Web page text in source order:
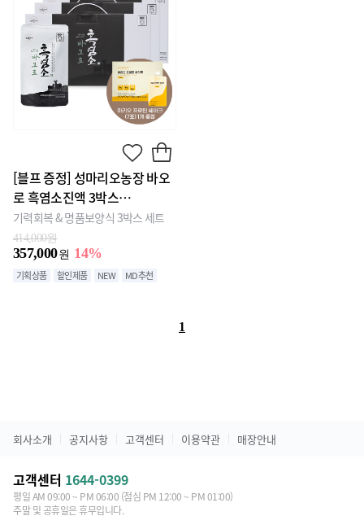
[블프 증정] 성마리오농장 바오
로 흑염소진액 3박스
(100ml×30포)X3 + 마리오 프
로틴 쉐이크(7포) 1개 증정
기력회복 & 명품보양식 3박스 세트
414,000원
357,000원 14%
기획상품 할인제품 NEW MD추천
1
회사소개 공지사항 고객센터 이용약관 매장안내
고객센터 1644-0399
평일 AM 09:00 ~ PM 06:00 (점심 PM 12:00 ~ PM 01:00)
주말 및 공휴일은 휴무입니다.